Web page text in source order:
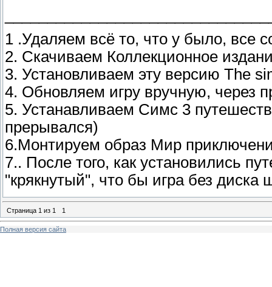
1 .Удаляем всё то, что у было, все
2. Скачиваем Коллекционное
3. Установливаем эту версию The
4. Обновляем игру вручную, через
5. Устанавливаем Симс 3
прерывался)
6.Монтируем образ Мир
7.. После того, как установились
"крякнутый", что бы игра без
Страница 1 из 1 1
Полная версия сайта